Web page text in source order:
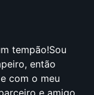
tempão!Sou
então
com o meu
e amigo